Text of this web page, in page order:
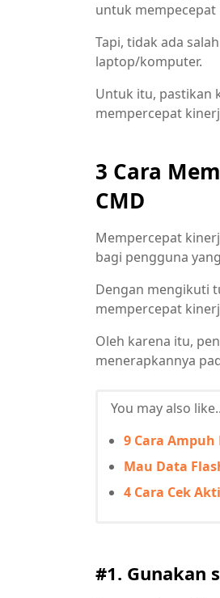
untuk
Tapi, tidak ada
laptop/komputer.
Untuk itu, pastikan
mempercepat
3 Cara
CMD
Mempercepat
bagi pengguna
Dengan mengikuti
mempercepat
Oleh karena itu,
menerapkannya
You may also
9 Cara
Mau Data
4 Cara Cek
#1. Gunakan